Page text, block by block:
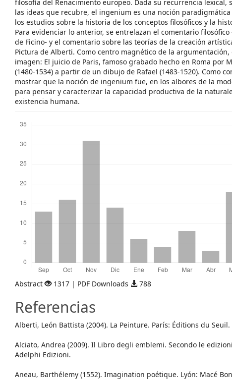
filosofía del Renacimiento europeo. Dada su recurrencia lexical,
las ideas que recubre, el ingenium es una noción
los estudios sobre la historia de los conceptos filosóficos y la
Para evidenciar lo anterior, se entrelazan el comentario
de Ficino- y el comentario sobre las teorías de la creación
Pictura de Alberti. Como centro magnético de la
imagen: El juicio de Paris, famoso grabado hecho en Roma por
(1480-1534) a partir de un dibujo de Rafael (1483-1520). Como
mostrar que la noción de ingenium fue, en los albores de la
para pensar y caracterizar la capacidad productiva de la
existencia humana.
Abstract 1317 | PDF Downloads 788
Referencias
Alberti, León Battista (2004). La Peinture. París: Éditions du Seuil.
Alciato, Andrea (2009). Il Libro degli emblemi. Secondo le
Adelphi Edizioni.
Aneau, Barthélemy (1552). Imagination poétique. Lyón: Macé